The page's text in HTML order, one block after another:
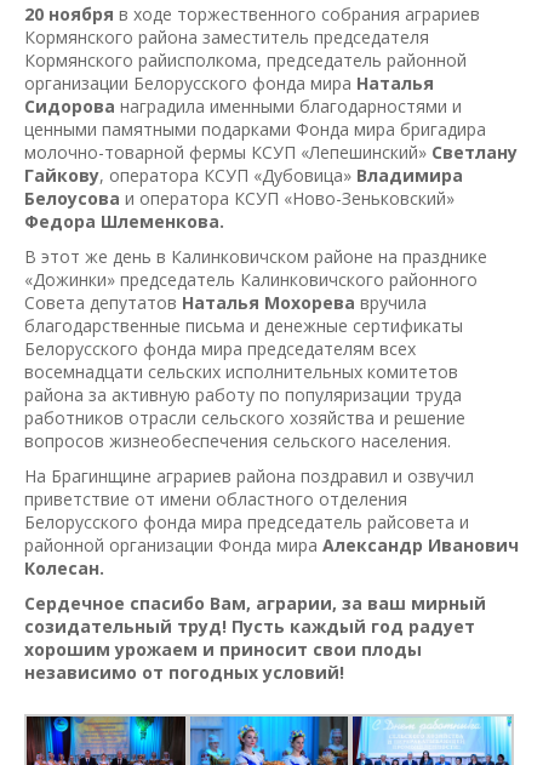
20 ноября в ходе торжественного собрания аграриев
Кормянского района заместитель председателя
Кормянского райисполкома, председатель районной
организации Белорусского фонда мира Наталья
Сидорова наградила именными благодарностями и
ценными памятными подарками Фонда мира бригадира
молочно-товарной фермы КСУП «Лепешинский» Светлану
Гайкову, оператора КСУП «Дубовица» Владимира
Белоусова и оператора КСУП «Ново-Зеньковский»
Федора Шлеменкова.
В этот же день в Калинковичском районе на празднике
«Дожинки» председатель Калинковичского районного
Совета депутатов Наталья Мохорева вручила
благодарственные письма и денежные сертификаты
Белорусского фонда мира председателям всех
восемнадцати сельских исполнительных комитетов
района за активную работу по популяризации труда
работников отрасли сельского хозяйства и решение
вопросов жизнеобеспечения сельского населения.
На Брагинщине аграриев района поздравил и озвучил
приветствие от имени областного отделения
Белорусского фонда мира председатель райсовета и
районной организации Фонда мира Александр Иванович
Колесан.
Сердечное спасибо Вам, аграрии, за ваш мирный
созидательный труд! Пусть каждый год радует
хорошим урожаем и приносит свои плоды
независимо от погодных условий!